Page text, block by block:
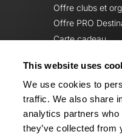
This website uses
We use cookies to
traffic. We also share
analytics partners who
they’ve collected
Offre clubs et
Offre PRO
Carte cadeau